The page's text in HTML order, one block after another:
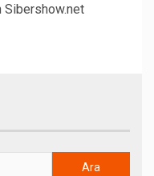
Sibershow.net